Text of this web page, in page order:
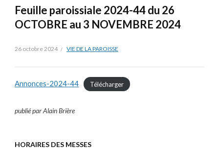
Feuille paroissiale 2024-44 du 26
OCTOBRE au 3 NOVEMBRE 2024
26 octobre 2024 VIE DE LA PAROISSE
Annonces-2024-44 Télécharger
publié par Alain Brière
HORAIRES DES MESSES